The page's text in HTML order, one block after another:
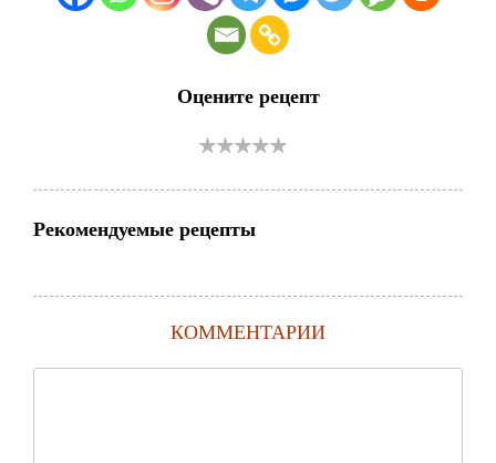
Оцените рецепт
Рекомендуемые рецепты
КОММЕНТАРИИ